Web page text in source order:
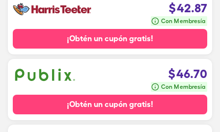
$42.87
Con Membresía
¡Obtén un cupón gratis!
$46.70
Con Membresía
¡Obtén un cupón gratis!